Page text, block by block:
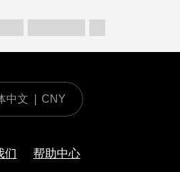
中文 CNY
们 帮助中心